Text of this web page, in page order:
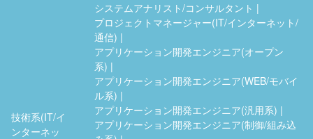
技術系(IT/イ
ンターネッ
システムアナリスト/コンサルタント
プロジェクトマネージャー(IT/インターネット/
通信)
アプリケーション開発エンジニア(オープン
系)
アプリケーション開発エンジニア(WEB/モバイ
ル系)
アプリケーション開発エンジニア(汎用系)
アプリケーション開発エンジニア(制御/組み込